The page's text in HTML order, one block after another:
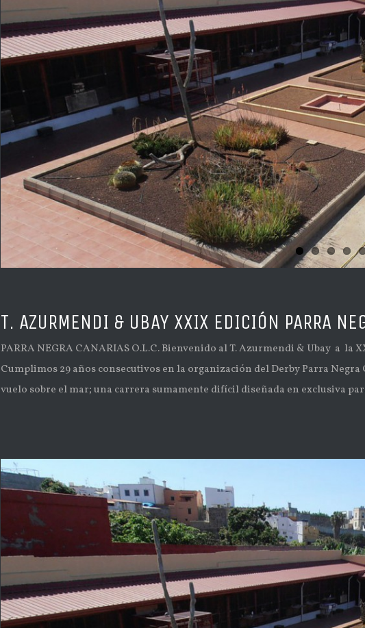
T. AZURMENDI & UBAY XXIX EDICIÓN PARRA
PARRA NEGRA CANARIAS O.L.C. Bienvenido al T. Azurmendi & Ubay a la
Cumplimos 29 años consecutivos en la organización del Derby Parra
vuelo sobre el mar; una carrera sumamente difícil diseñada en exclusiva